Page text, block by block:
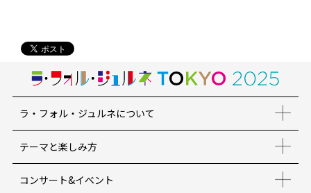
ラ・フォル・ジュルネについて
テーマと楽しみ方
コンサート&イベント